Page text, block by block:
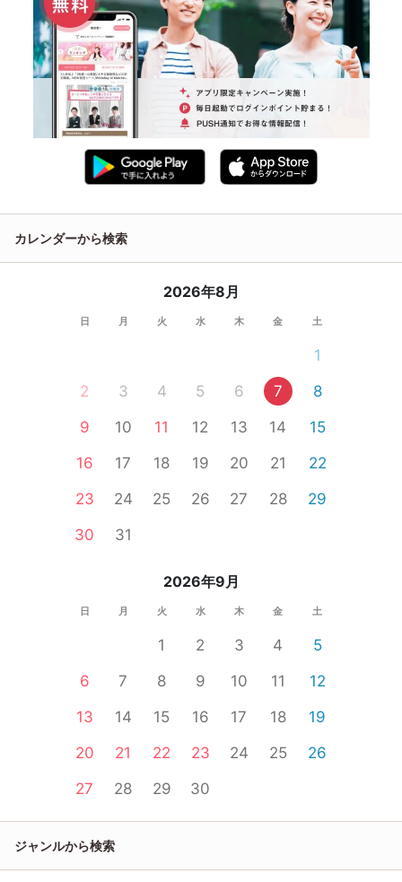
カレンダーから検索
2026年8月
日 月 火 水 木 金 土
1
2
3 4 5 6 7
8
9
10 11 12 13 14
15
16
17 18 19 20 21
22
23
24 25 26 27 28
29
30
31
2026年9月
日 月 火 水 木 金 土
1 2 3 4
5
6
7 8 9 10 11
12
13
14 15 16 17 18
19
20
21 22 23 24 25
26
27
28 29 30
ジャンルから検索